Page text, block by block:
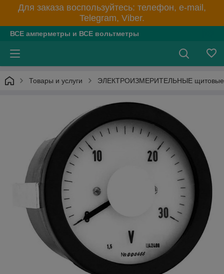
Для заказа воспользуйтесь: телефон, e-mail,
Telegram, Viber.
ВСЕ амперметры и ВСЕ вольтметры
Товары и услуги ЭЛЕКТРОИЗМЕРИТЕЛЬНЫЕ щитовые